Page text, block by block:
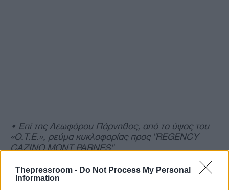
Thepressroom - Do Not Process My Personal
Information
• Επί της Λεωφόρου Πάρνηθος, από το ύψος του
«Ο.Τ.Ε.», ρεύμα κυκλοφορίας προς "REGENCY
CAZINO MONT PARNES".
• Επί της Λ. Φυλής, στο ύψος του καταστήματος το
«Χρυσό Βαρέλι», ρεύμα κυκλοφορίας προς